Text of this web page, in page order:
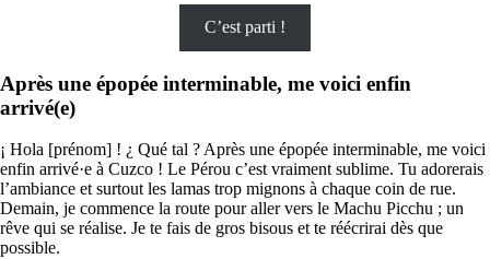
C’est parti !
Après une épopée interminable, me voici enfin
arrivé(e)
¡ Hola [prénom] ! ¿ Qué tal ? Après une épopée interminable, me voici
enfin arrivé·e à Cuzco ! Le Pérou c’est vraiment sublime. Tu adorerais
l’ambiance et surtout les lamas trop mignons à chaque coin de rue.
Demain, je commence la route pour aller vers le Machu Picchu ; un
rêve qui se réalise. Je te fais de gros bisous et te réécrirai dès que
possible.